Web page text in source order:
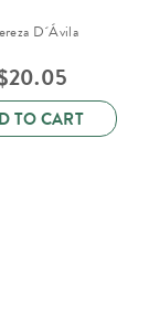
D´Ávila
20.05
TO CART